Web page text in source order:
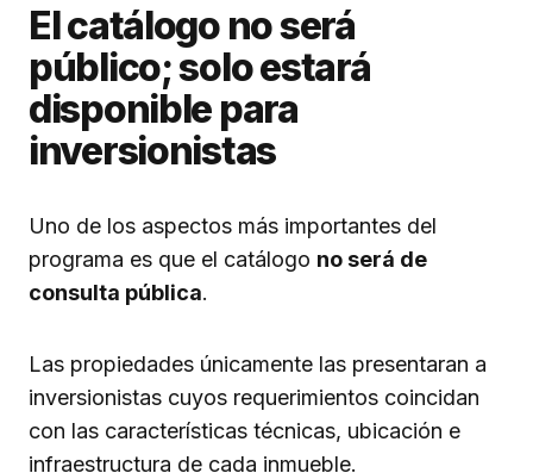
El catálogo no será
público; solo estará
disponible para
inversionistas
Uno de los aspectos más importantes del
programa es que el catálogo no será de
consulta pública.
Las propiedades únicamente las presentaran a
inversionistas cuyos requerimientos coincidan
con las características técnicas, ubicación e
infraestructura de cada inmueble.